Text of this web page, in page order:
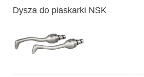
Dysza do piaskarki NSK